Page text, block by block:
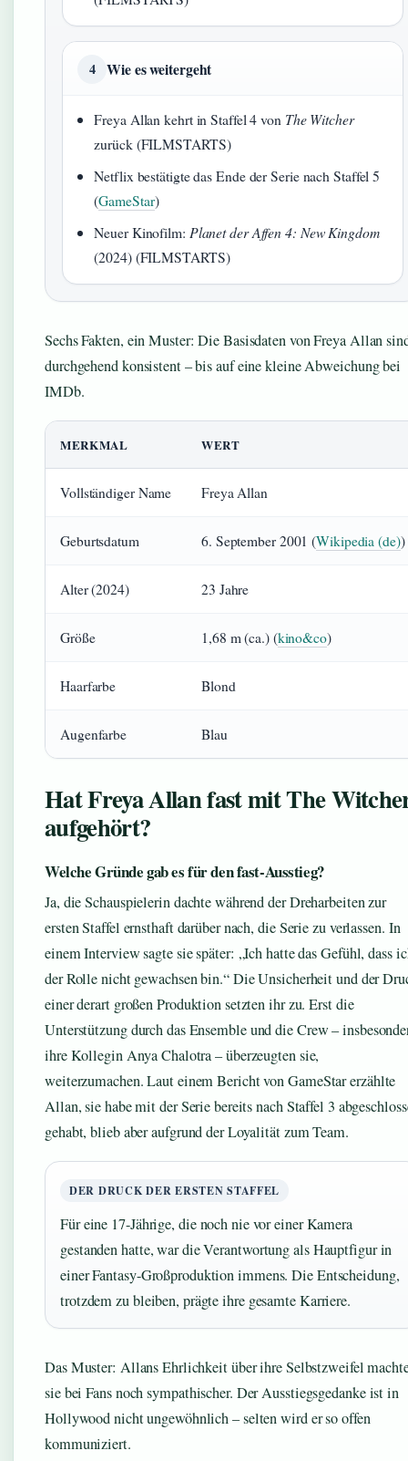
4 Wie es weitergeht
Freya Allan kehrt in Staffel 4 von The Witcher
zurück (FILMSTARTS)
Netflix bestätigte das Ende der Serie nach Staffel 5
(GameStar)
Neuer Kinofilm: Planet der Affen 4: New Kingdom
(2024) (FILMSTARTS)
Sechs Fakten, ein Muster: Die Basisdaten von Freya Allan
durchgehend konsistent – bis auf eine kleine Abweichung bei
IMDb.
MERKMAL WERT
Vollständiger Name Freya Allan
Geburtsdatum 6. September 2001 (Wikipedia (de))
Alter (2024) 23 Jahre
Größe 1,68 m (ca.) (kino&co)
Haarfarbe Blond
Augenfarbe Blau
Hat Freya Allan fast mit The
aufgehört?
Welche Gründe gab es für den fast-Ausstieg?
Ja, die Schauspielerin dachte während der Dreharbeiten zur
ersten Staffel ernsthaft darüber nach, die Serie zu verlassen. In
einem Interview sagte sie später: „Ich hatte das Gefühl, dass
der Rolle nicht gewachsen bin.“ Die Unsicherheit und der
einer derart großen Produktion setzten ihr zu. Erst die
Unterstützung durch das Ensemble und die Crew –
ihre Kollegin Anya Chalotra – überzeugten sie,
weiterzumachen. Laut einem Bericht von GameStar erzählte
Allan, sie habe mit der Serie bereits nach Staffel 3
gehabt, blieb aber aufgrund der Loyalität zum Team.
DER DRUCK DER ERSTEN STAFFEL
Für eine 17-Jährige, die noch nie vor einer Kamera
gestanden hatte, war die Verantwortung als Hauptfigur in
einer Fantasy-Großproduktion immens. Die Entscheidung,
trotzdem zu bleiben, prägte ihre gesamte Karriere.
Das Muster: Allans Ehrlichkeit über ihre Selbstzweifel
sie bei Fans noch sympathischer. Der Ausstiegsgedanke ist in
Hollywood nicht ungewöhnlich – selten wird er so offen
kommuniziert.